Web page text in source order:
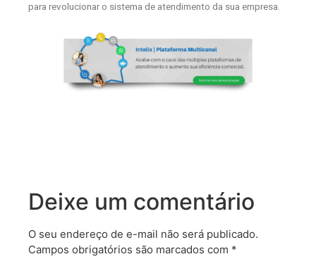
para revolucionar o sistema de atendimento da sua empresa.
Deixe um comentário
O seu endereço de e-mail não será publicado.
Campos obrigatórios são marcados com *